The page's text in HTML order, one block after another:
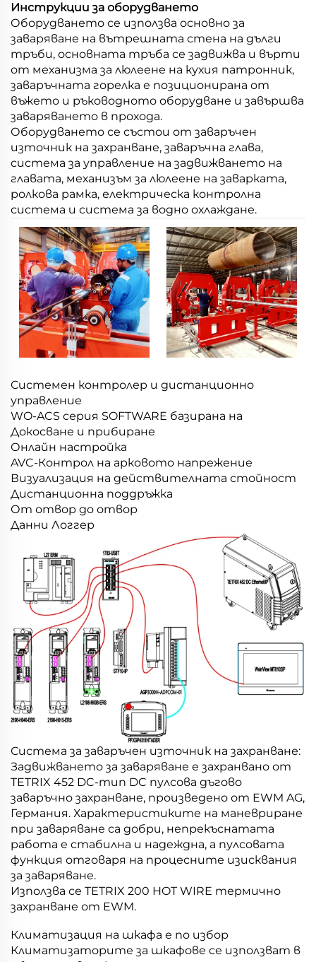
Инструкции за оборудването
Оборудването се използва основно за
заваряване на вътрешната стена на дълги
тръби, основната тръба се задвижва и върти
от механизма за люлеене на кухия патронник,
заваръчната горелка е позиционирана от
въжето и ръководното оборудване и завършва
заваряването в прохода.
Оборудването се състои от заваръчен
източник на захранване, заваръчна глава,
система за управление на задвижването на
главата, механизъм за люлеене на заварката,
ролкова рамка, електрическа контролна
система и система за водно охлаждане.
Системен контролер и дистанционно
управление
WO-ACS серия SOFTWARE базирана на
Докосване и прибиране
Онлайн настройка
AVC-Контрол на арковото напрежение
Визуализация на действителната стойност
Дистанционна поддръжка
От отвор до отвор
Данни Логгер
Система за заваръчен източник на захранване:
Задвижването за заваряване е захранвано от
TETRIX 452 DC-тип DC пулсова дъгово
заваръчно захранване, произведено от EWM AG,
Германия. Характеристиките на маневриране
при заваряване са добри, непрекъснатата
работа е стабилна и надеждна, а пулсовата
функция отговаря на процесните изисквания
за заваряване.
Използва се TETRIX 200 HOT WIRE термично
захранване от EWM.
Климатизация на шкафа е по избор
Климатизаторите за шкафове се използват в